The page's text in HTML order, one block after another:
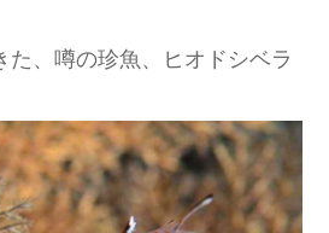
、噂の珍魚、ヒオドシベラ